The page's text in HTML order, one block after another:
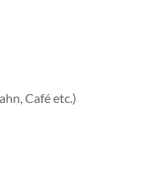
Café etc.)